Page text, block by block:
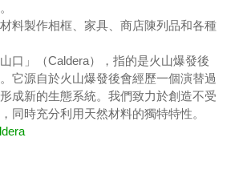
料製作相框、家具、商店陳列品和各種
口」（Caldera），指的是火山爆發後
它源自於火山爆發後會經歷一個演替過
成新的生態系統。我們致力於創造不受
同時充分利用天然材料的獨特特性。